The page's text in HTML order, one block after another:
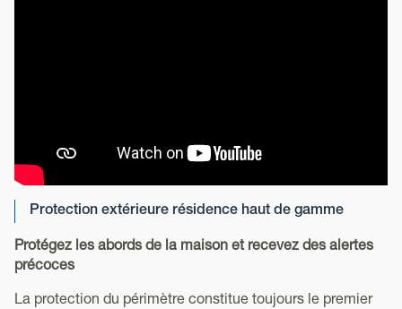
Protection extérieure résidence haut de gamme
Protégez les abords de la maison et recevez des alertes
précoces
La protection du périmètre constitue toujours le premier